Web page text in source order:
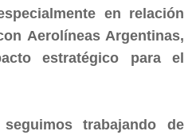
en relación
Aerolíneas Argentinas,
estratégico para el
trabajando de